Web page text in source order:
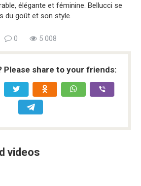
élégante et féminine. Bellucci se
du goût et son style.
0 5 008
Please share to your friends:
videos